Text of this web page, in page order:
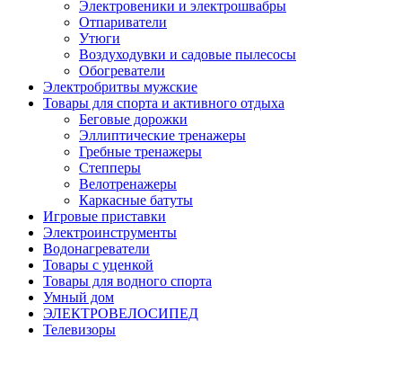
Электровеники и электрошвабры
Отпариватели
Утюги
Воздуходувки и садовые пылесосы
Обогреватели
Электробритвы мужские
Товары для спорта и активного отдыха
Беговые дорожки
Эллиптические тренажеры
Гребные тренажеры
Степперы
Велотренажеры
Каркасные батуты
Игровые приставки
Электроинструменты
Водонагреватели
Товары с уценкой
Товары для водного спорта
Умный дом
ЭЛЕКТРОВЕЛОСИПЕД
Телевизоры